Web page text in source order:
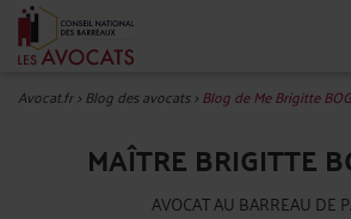
Avocat.fr>Blog des avocats>Blog de Me Brigitte
MAÎTRE BRIGITTE
AVOCAT AU BARREAU DE